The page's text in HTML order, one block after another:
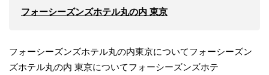
フォーシーズンズホテル丸の内 東京
フォーシーズンズホテル丸の内東京についてフォーシーズン
ズホテル丸の内 東京についてフォーシーズンズホテ